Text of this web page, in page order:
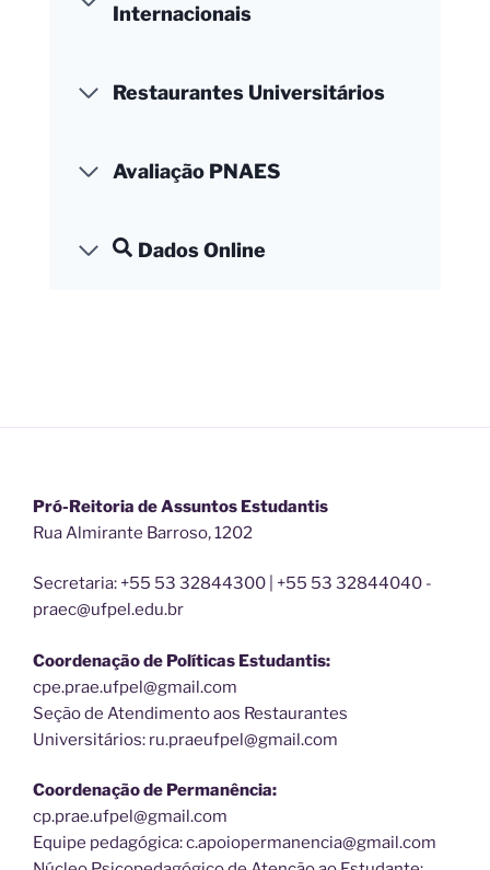
Internacionais
Restaurantes Universitários
Avaliação PNAES
Dados Online
Pró-Reitoria de Assuntos Estudantis
Rua Almirante Barroso, 1202
Secretaria: +55 53 32844300 | +55 53 32844040 -
praec@ufpel.edu.br
Coordenação de Políticas Estudantis:
cpe.prae.ufpel@gmail.com
Seção de Atendimento aos Restaurantes
Universitários: ru.praeufpel@gmail.com
Coordenação de Permanência:
cp.prae.ufpel@gmail.com
Equipe pedagógica: c.apoiopermanencia@gmail.com